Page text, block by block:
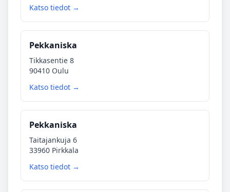
Katso tiedot →
Pekkaniska
Tikkasentie 8
90410 Oulu
Katso tiedot →
Pekkaniska
Taitajankuja 6
33960 Pirkkala
Katso tiedot →